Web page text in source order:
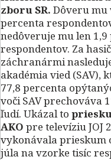
zboru SR. Dôveru mu
percenta
nedôveruje mu len
respondentov. Za
záchranármi
akadémia vied (SAV),
77,8 percenta
voči SAV prechováva
ľudí. Ukázal to
AKO pre televíziu JOJ
vykonávala prieskum
júla na vzorke tisíc